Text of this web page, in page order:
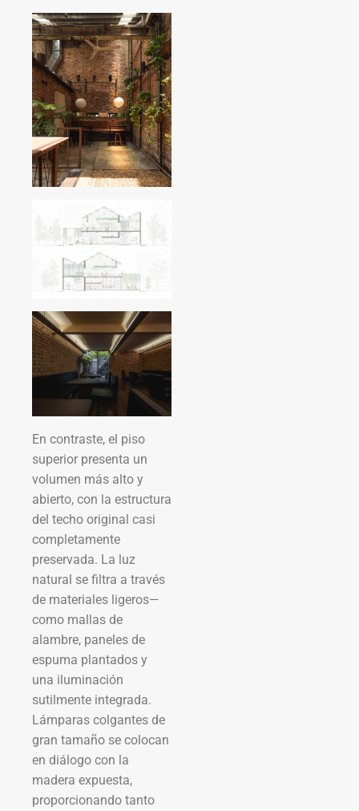
En contraste, el piso
superior presenta un
volumen más alto y
abierto, con la estructura
del techo original casi
completamente
preservada. La luz
natural se filtra a través
de materiales ligeros—
como mallas de
alambre, paneles de
espuma plantados y
una iluminación
sutilmente integrada.
Lámparas colgantes de
gran tamaño se colocan
en diálogo con la
madera expuesta,
proporcionando tanto